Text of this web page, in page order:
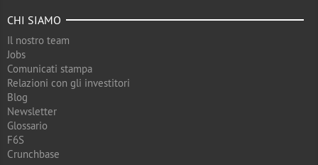
CHI SIAMO
Il nostro team
Jobs
Comunicati stampa
Relazioni con gli investitori
Blog
Newsletter
Glossario
F6S
Crunchbase